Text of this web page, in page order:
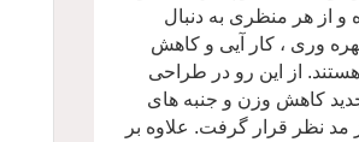
و از هر منظری به دنبال
وری ، کار آیی و کاهش
هستند. از این رو در طراحی
کاهش وزن و جنبه های
مد نظر قرار گرفت. علاوه بر